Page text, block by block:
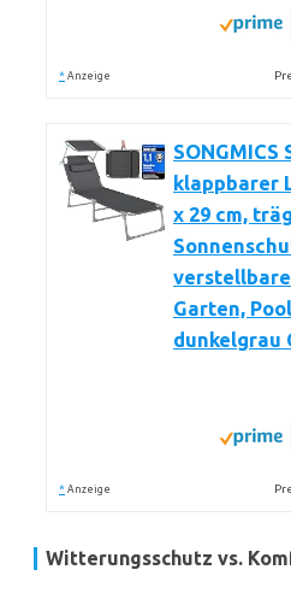
* Anzeige
SONGMICS
klappbarer
x 29 cm,
Garten,
dunkelgrau
* Anzeige
Witterungsschutz vs.